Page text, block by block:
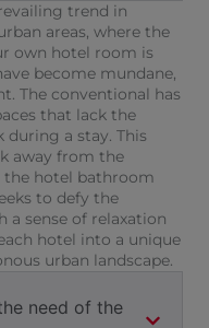
trend in
areas, where the
own hotel room is
become mundane,
The conventional has
that lack the
during a stay. This
away from the
hotel bathroom
to defy the
a sense of relaxation
hotel into a unique
urban landscape.
need of the